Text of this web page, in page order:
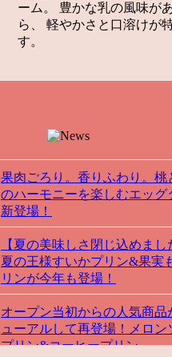
ーム。
豊かな乳の風味が
ら、
軽やかさと口溶けが
す。
果肉ごろり。香りふわり。桃
のハーモニーを楽しむエッグ
新登場！
【夏の美味しさ閉じ込めまし
夏の王様すいかプリン&果実
リンが今年も登場！
オープン当初からの人気商品
ューアルして再登場！メロン
プリン&コーヒープリン